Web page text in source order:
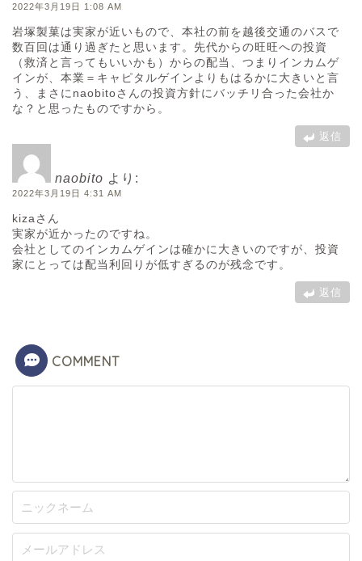
2022年3月19日 1:08 AM
岩塚製菓は実家が近いもので、本社の前を越後交通のバスで
数百回は通り過ぎたと思います。先代からの旺旺への投資
（救済と言ってもいいかも）からの配当、つまりインカムゲ
インが、本業＝キャピタルゲインよりもはるかに大きいと言
う、まさにnaobitoさんの投資方針にバッチリ合った会社か
な？と思ったものですから。
返信
naobito より:
2022年3月19日 4:31 AM
kizaさん
実家が近かったのですね。
会社としてのインカムゲインは確かに大きいのですが、投資
家にとっては配当利回りが低すぎるのが残念です。
返信
COMMENT